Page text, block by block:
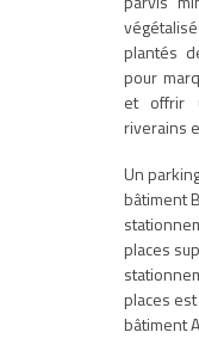
plantés
pour
et offrir
riverains
Un
bâtiment
places
places
bâtiment